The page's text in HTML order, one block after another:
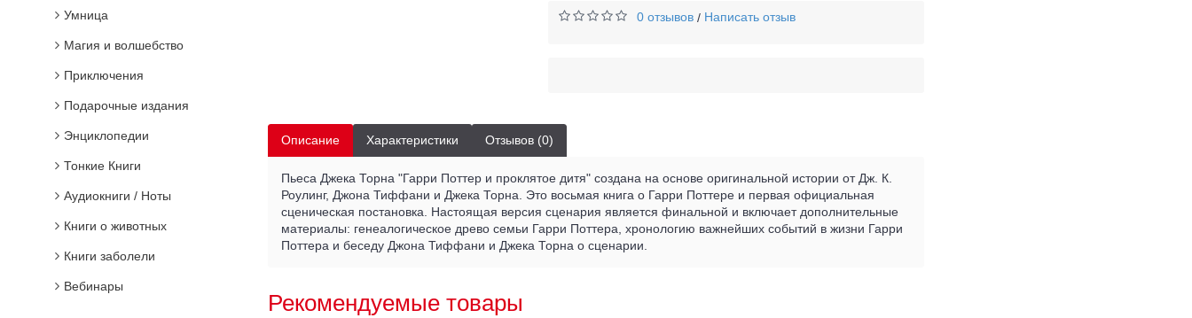
Умница
Магия и волшебство
Приключения
Подарочные издания
Энциклопедии
Тонкие Книги
Аудиокниги / Ноты
Книги о животных
Книги заболели
Вебинары
0 отзывов / Написать отзыв
Описание Характеристики Отзывов (0)
Пьеса Джека Торна "Гарри Поттер и проклятое дитя" создана на основе оригинальной истории от Дж. К.
Роулинг, Джона Тиффани и Джека Торна. Это восьмая книга о Гарри Поттере и первая официальная
сценическая постановка. Настоящая версия сценария является финальной и включает дополнительные
материалы: генеалогическое древо семьи Гарри Поттера, хронологию важнейших событий в жизни Гарри
Поттера и беседу Джона Тиффани и Джека Торна о сценарии.
Рекомендуемые товары